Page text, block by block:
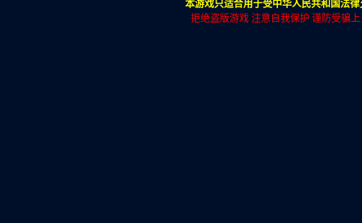
本游戏只适合用于受中华人民共和国法
拒绝盗版游戏 注意自我保护 谨防受骗